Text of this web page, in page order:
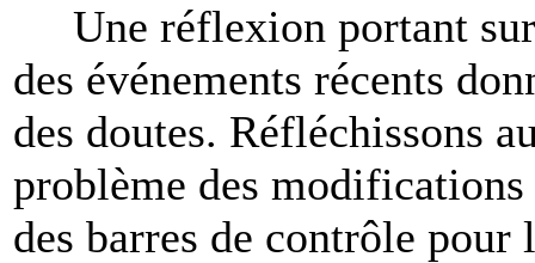
Une réflexion portant sur
des événements récents
des doutes. Réfléchissons
problème des modifications
des barres de contrôle pour